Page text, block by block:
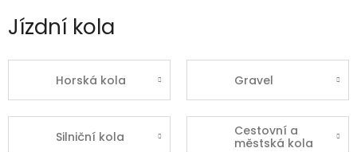
Jízdní kola
Horská kola Gravel
Silniční kola
Cestovní a
městská kola